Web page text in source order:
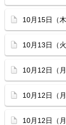
10月15日（
10月13日（
10月12日（
10月12日（
10月12日（